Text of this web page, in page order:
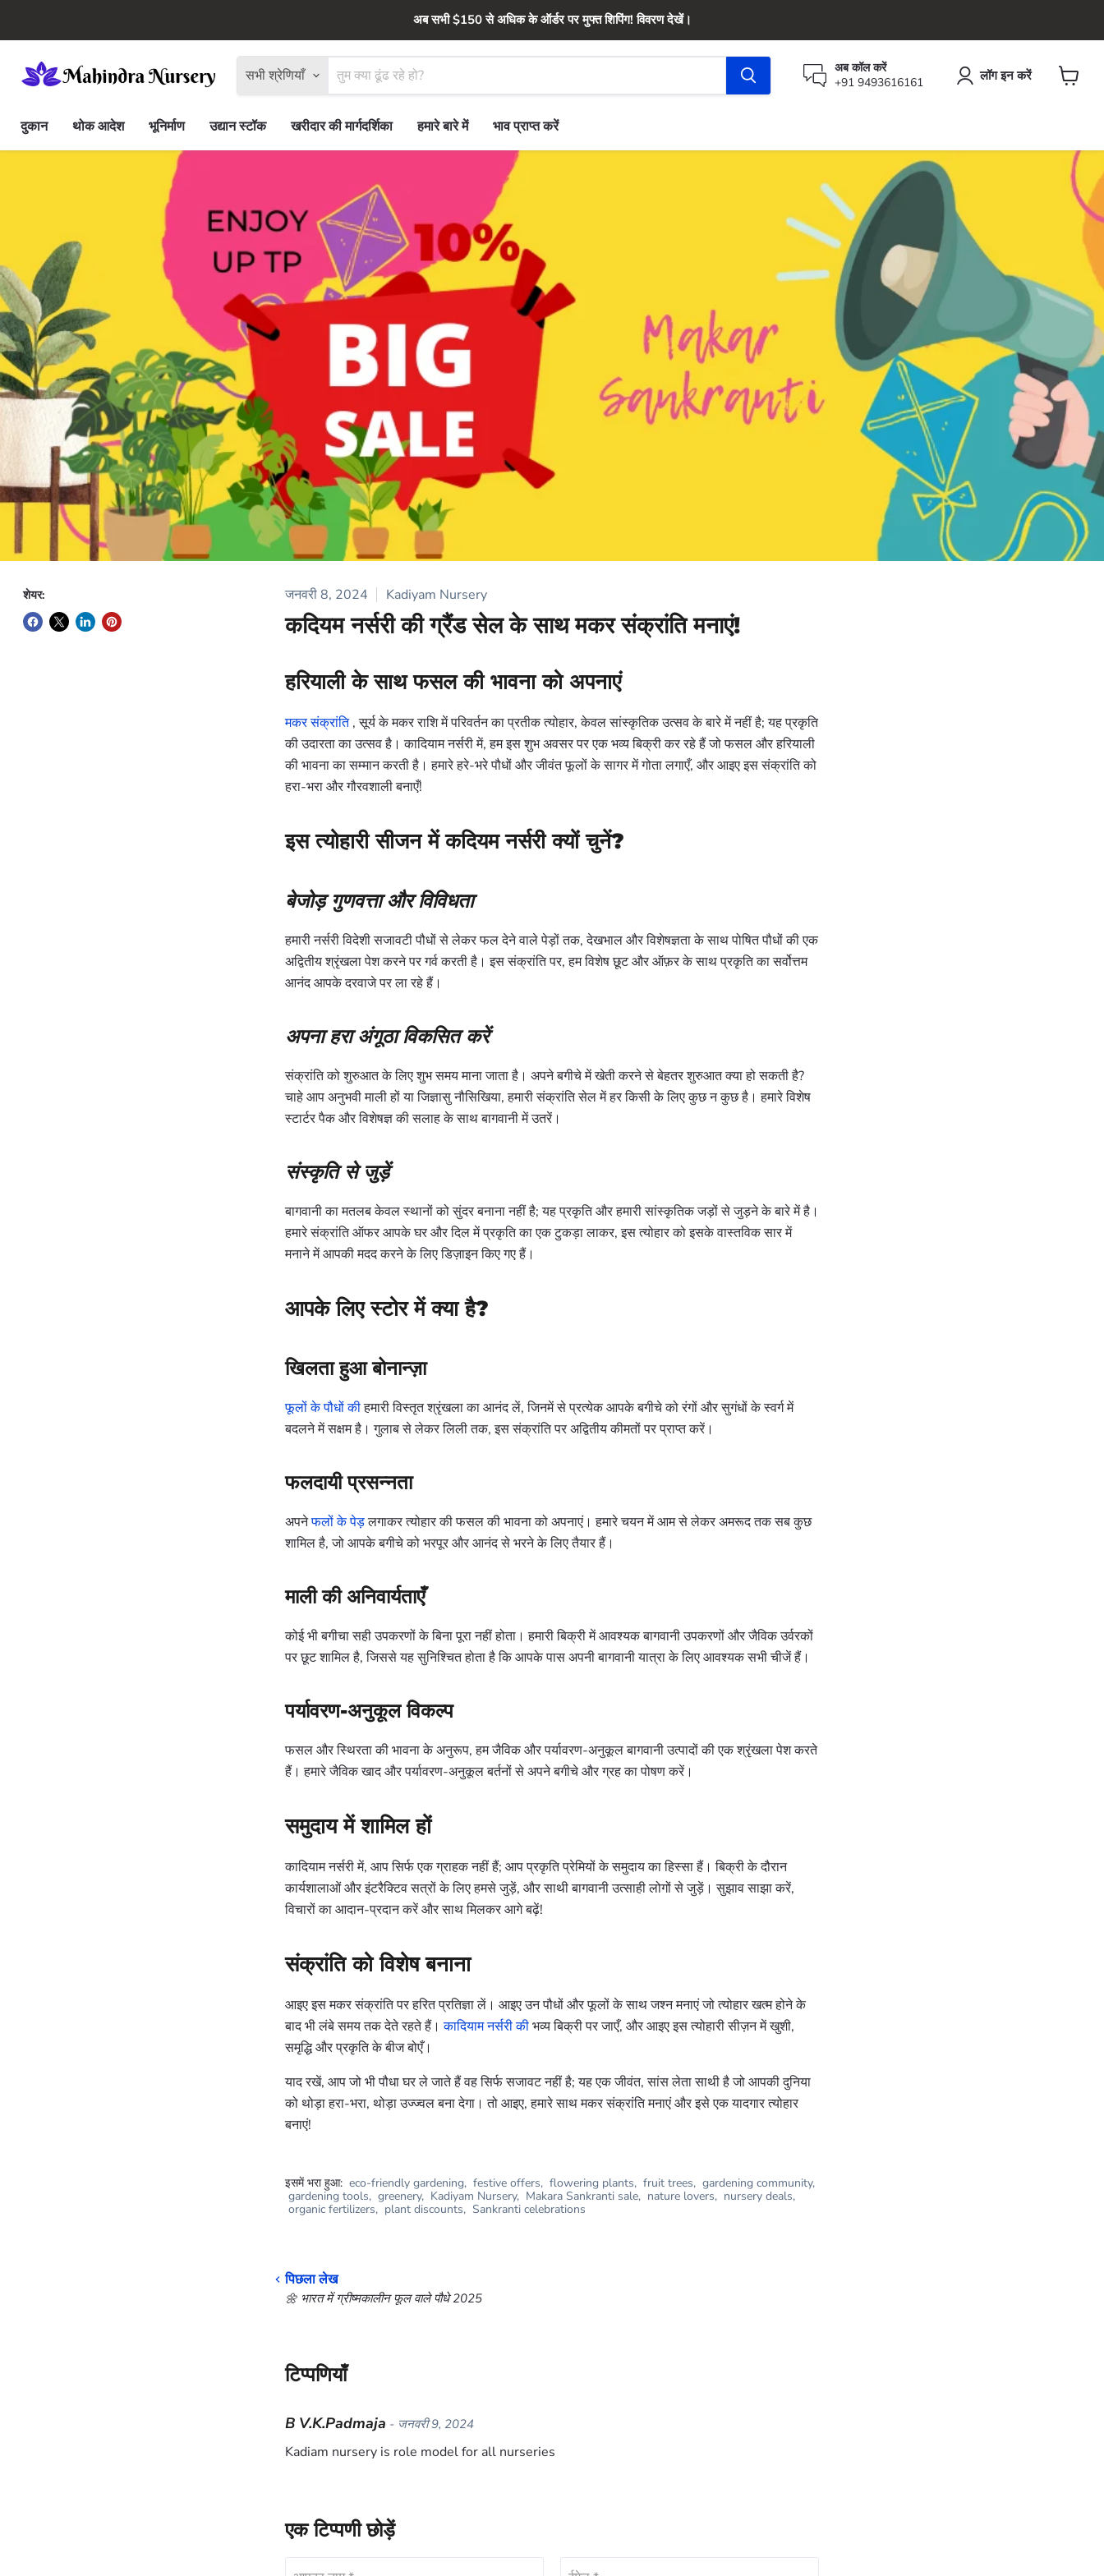
अब सभी $150 से अधिक के ऑर्डर पर मुफ्त शिपिंग! विवरण देखें।
सभी श्रेणियाँ
अब कॉल करें
+91 9493616161
लॉग इन करें
दुकान
थोक आदेश भूनिर्माण उद्यान स्टॉक खरीदार की मार्गदर्शिका हमारे बारे में भाव प्राप्त करें
शेयर: जनवरी 8, 2024 Kadiyam Nursery
कदियम नर्सरी की ग्रैंड सेल के साथ मकर संक्रांति मनाएं!
हरियाली के साथ फसल की भावना को अपनाएं
मकर संक्रांति, सूर्य के मकर राशि में परिवर्तन का प्रतीक त्योहार, केवल सांस्कृतिक उत्सव के बारे में नहीं है; यह प्रकृति
की उदारता का उत्सव है। कादियाम नर्सरी में, हम इस शुभ अवसर पर एक भव्य बिक्री कर रहे हैं जो फसल और हरियाली
की भावना का सम्मान करती है। हमारे हरे-भरे पौधों और जीवंत फूलों के सागर में गोता लगाएँ, और आइए इस संक्रांति को
हरा-भरा और गौरवशाली बनाएँ!
इस त्योहारी सीजन में कदियम नर्सरी क्यों चुनें?
बेजोड़ गुणवत्ता और विविधता
हमारी नर्सरी विदेशी सजावटी पौधों से लेकर फल देने वाले पेड़ों तक, देखभाल और विशेषज्ञता के साथ पोषित पौधों की एक
अद्वितीय श्रृंखला पेश करने पर गर्व करती है। इस संक्रांति पर, हम विशेष छूट और ऑफ़र के साथ प्रकृति का सर्वोत्तम
आनंद आपके दरवाजे पर ला रहे हैं।
अपना हरा अंगूठा विकसित करें
संक्रांति को शुरुआत के लिए शुभ समय माना जाता है। अपने बगीचे में खेती करने से बेहतर शुरुआत क्या हो सकती है?
चाहे आप अनुभवी माली हों या जिज्ञासु नौसिखिया, हमारी संक्रांति सेल में हर किसी के लिए कुछ न कुछ है। हमारे विशेष
स्टार्टर पैक और विशेषज्ञ की सलाह के साथ बागवानी में उतरें।
संस्कृति से जुड़ें
बागवानी का मतलब केवल स्थानों को सुंदर बनाना नहीं है; यह प्रकृति और हमारी सांस्कृतिक जड़ों से जुड़ने के बारे में है।
हमारे संक्रांति ऑफर आपके घर और दिल में प्रकृति का एक टुकड़ा लाकर, इस त्योहार को इसके वास्तविक सार में
मनाने में आपकी मदद करने के लिए डिज़ाइन किए गए हैं।
आपके लिए स्टोर में क्या है?
खिलता हुआ बोनान्ज़ा
फूलों के पौधों कीहमारी विस्तृत श्रृंखला का आनंद लें, जिनमें से प्रत्येक आपके बगीचे को रंगों और सुगंधों के स्वर्ग में
बदलने में सक्षम है। गुलाब से लेकर लिली तक, इस संक्रांति पर अद्वितीय कीमतों पर प्राप्त करें।
फलदायी प्रसन्नता
अपनेफलों के पेड़लगाकर त्योहार की फसल की भावना को अपनाएं। हमारे चयन में आम से लेकर अमरूद तक सब कुछ
शामिल है, जो आपके बगीचे को भरपूर और आनंद से भरने के लिए तैयार हैं।
माली की अनिवार्यताएँ
कोई भी बगीचा सही उपकरणों के बिना पूरा नहीं होता। हमारी बिक्री में आवश्यक बागवानी उपकरणों और जैविक उर्वरकों
पर छूट शामिल है, जिससे यह सुनिश्चित होता है कि आपके पास अपनी बागवानी यात्रा के लिए आवश्यक सभी चीजें हैं।
पर्यावरण-अनुकूल विकल्प
फसल और स्थिरता की भावना के अनुरूप, हम जैविक और पर्यावरण-अनुकूल बागवानी उत्पादों की एक श्रृंखला पेश करते
हैं। हमारे जैविक खाद और पर्यावरण-अनुकूल बर्तनों से अपने बगीचे और ग्रह का पोषण करें।
समुदाय में शामिल हों
कादियाम नर्सरी में, आप सिर्फ एक ग्राहक नहीं हैं; आप प्रकृति प्रेमियों के समुदाय का हिस्सा हैं। बिक्री के दौरान
कार्यशालाओं और इंटरैक्टिव सत्रों के लिए हमसे जुड़ें, और साथी बागवानी उत्साही लोगों से जुड़ें। सुझाव साझा करें,
विचारों का आदान-प्रदान करें और साथ मिलकर आगे बढ़ें!
संक्रांति को विशेष बनाना
आइए इस मकर संक्रांति पर हरित प्रतिज्ञा लें। आइए उन पौधों और फूलों के साथ जश्न मनाएं जो त्योहार खत्म होने के
बाद भी लंबे समय तक देते रहते हैं।कादियाम नर्सरी कीभव्य बिक्री पर जाएँ, और आइए इस त्योहारी सीज़न में खुशी,
समृद्धि और प्रकृति के बीज बोएँ।
याद रखें, आप जो भी पौधा घर ले जाते हैं वह सिर्फ सजावट नहीं है; यह एक जीवंत, सांस लेता साथी है जो आपकी दुनिया
को थोड़ा हरा-भरा, थोड़ा उज्ज्वल बना देगा। तो आइए, हमारे साथ मकर संक्रांति मनाएं और इसे एक यादगार त्योहार
बनाएं!
इसमें भरा हुआ: eco-friendly gardening, festive offers, flowering plants, fruit trees, gardening community,
gardening tools, greenery, Kadiyam Nursery, Makara Sankranti sale, nature lovers, nursery deals,
organic fertilizers, plant discounts, Sankranti celebrations
पिछला लेख
🌼 भारत में ग्रीष्मकालीन फूल वाले पौधे 2025
टिप्पणियाँ
B V.K.Padmaja - जनवरी 9, 2024
Kadiam nursery is role model for all nurseries
एक टिप्पणी छोड़ें